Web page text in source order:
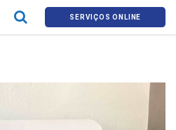
SERVIÇOS ONLINE